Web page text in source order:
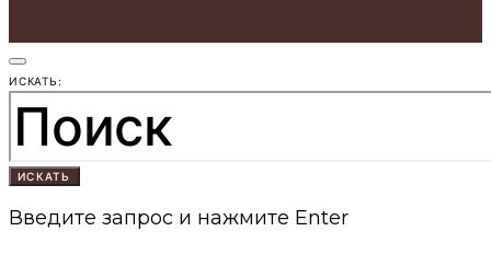
ИСКАТЬ:
ИСКАТЬ
Введите запрос и нажмите Enter